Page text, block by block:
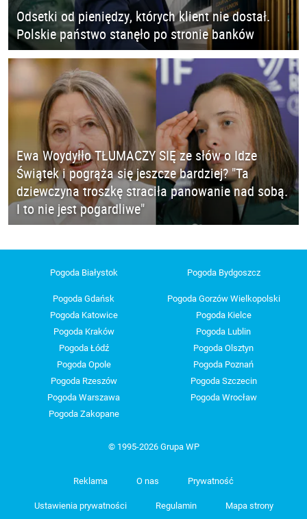
Odsetki od pieniędzy, których klient nie dostał.
Polskie państwo stanęło po stronie banków
Ewa Woydyłło TŁUMACZY SIĘ ze słów o Idze
Świątek i pogrąża się jeszcze bardziej? "Ta
dziewczyna troszkę straciła panowanie nad sobą.
I to nie jest pogardliwe"
Pogoda Białystok Pogoda Bydgoszcz
Pogoda Gdańsk
Pogoda Gorzów Wielkopolski
Pogoda Katowice
Pogoda Kielce
Pogoda Kraków
Pogoda Lublin
Pogoda Łódź
Pogoda Olsztyn
Pogoda Opole
Pogoda Poznań
Pogoda Rzeszów
Pogoda Szczecin
Pogoda Warszawa
Pogoda Wrocław
Pogoda Zakopane
© 1995-2026 Grupa WP
Reklama O nas Prywatność
Ustawienia prywatności Regulamin Mapa strony